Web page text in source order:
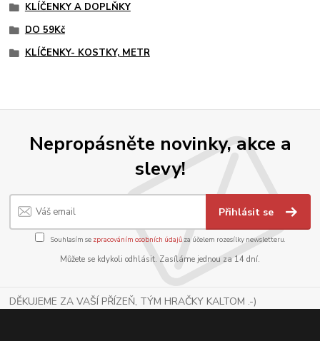
KLÍČENKY A DOPLŇKY
DO 59Kč
KLÍČENKY- KOSTKY, METR
Nepropásněte novinky, akce a
slevy!
Přihlásit se
Souhlasím se zpracováním osobních údajůza účelem rozesílky newsletteru.
Můžete se kdykoli odhlásit. Zasíláme jednou za 14 dní.
DĚKUJEME ZA VAŠÍ PŘÍZEŇ, TÝM HRAČKY KALTOM .-)